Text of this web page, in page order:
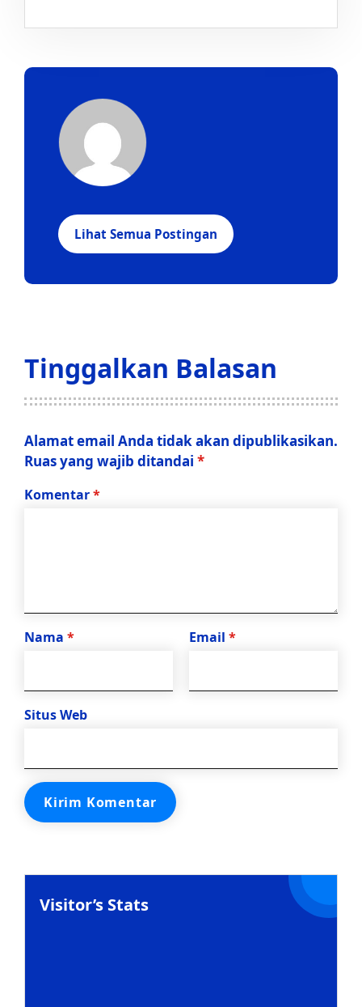
Lihat Semua Postingan
Tinggalkan Balasan
Alamat email Anda tidak akan dipublikasikan.
Ruas yang wajib ditandai *
Komentar*
Nama * Email *
Situs Web
Visitor’s Stats